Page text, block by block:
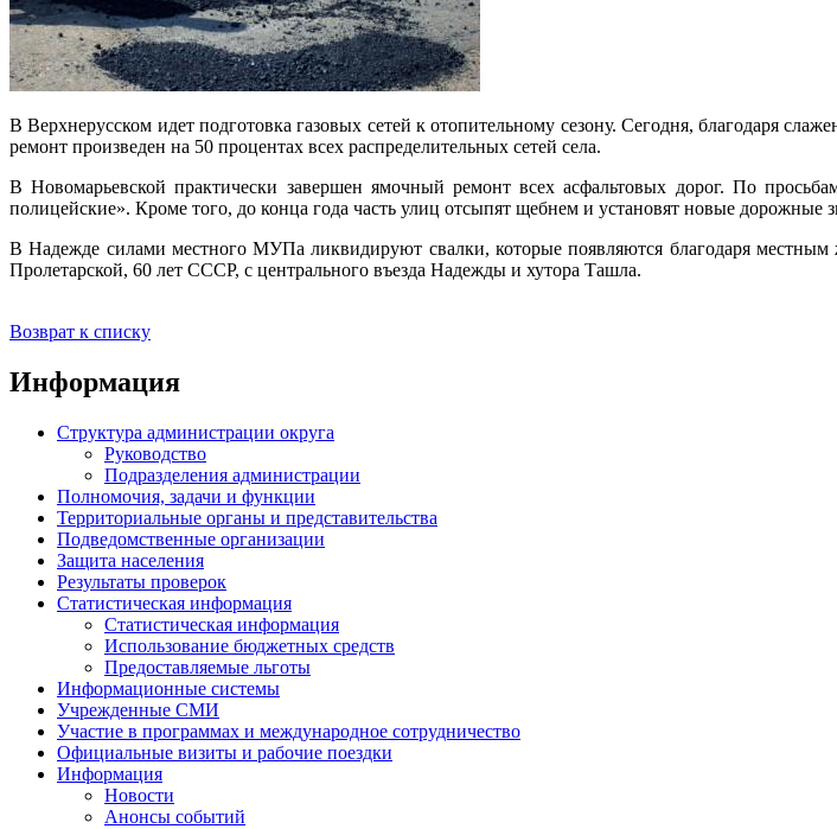
В Верхнерусском идет подготовка газовых сетей к отопительному сезону. Сегодня, благодаря
ремонт произведен на 50 процентах всех распределительных сетей села.
В Новомарьевской практически завершен ямочный ремонт всех асфальтовых дорог. По
полицейские». Кроме того, до конца года часть улиц отсыпят щебнем и установят новые дорожные
В Надежде силами местного МУПа ликвидируют свалки, которые появляются благодаря
Пролетарской, 60 лет СССР, с центрального въезда Надежды и хутора Ташла.
Возврат к списку
Информация
Структура администрации округа
Руководство
Подразделения администрации
Полномочия, задачи и функции
Территориальные органы и представительства
Подведомственные организации
Защита населения
Результаты проверок
Статистическая информация
Статистическая информация
Использование бюджетных средств
Предоставляемые льготы
Информационные системы
Учрежденные СМИ
Участие в программах и международное сотрудничество
Официальные визиты и рабочие поездки
Информация
Новости
Анонсы событий